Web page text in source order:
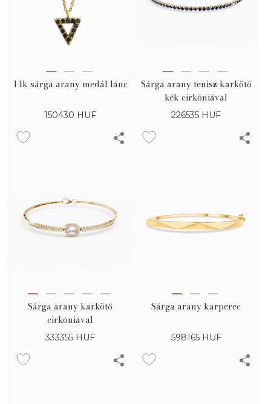
14k sárga arany medál lánc
150430 HUF
Sárga arany tenisz karkötő
kék cirkóniával
226535 HUF
Sárga arany karkötő
cirkóniával
333355 HUF
Sárga arany karperec
598165 HUF